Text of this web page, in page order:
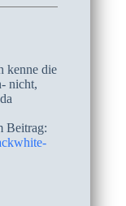
kenne die
nicht,
Beitrag: